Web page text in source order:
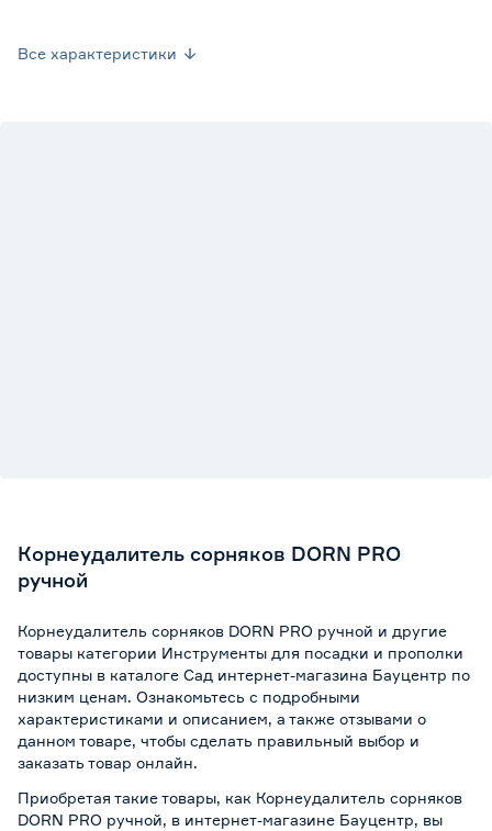
Все характеристики
Корнеудалитель сорняков DORN PRO
ручной
Корнеудалитель сорняков DORN PRO ручной и другие
товары категории Инструменты для посадки и прополки
доступны в каталоге Сад интернет-магазина Бауцентр по
низким ценам. Ознакомьтесь с подробными
характеристиками и описанием, а также отзывами о
данном товаре, чтобы сделать правильный выбор и
заказать товар онлайн.
Приобретая такие товары, как Корнеудалитель сорняков
DORN PRO ручной, в интернет-магазине Бауцентр, вы